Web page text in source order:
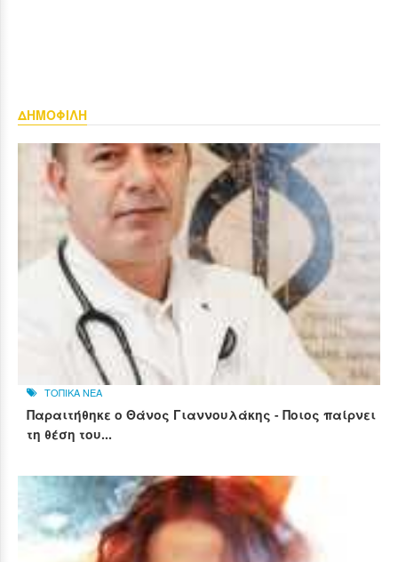
ΔΗΜΟΦΙΛΗ
ΤΟΠΙΚΑ ΝΕΑ
Παραιτήθηκε ο Θάνος Γιαννουλάκης - Ποιος παίρνει
τη θέση του...